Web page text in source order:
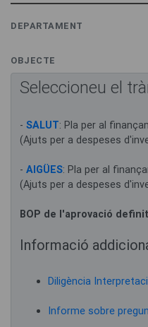
DEPARTAMENT
OBJECTE
Seleccioneu el
- SALUT: Pla per al
(Ajuts per a despeses
- AIGÜES: Pla per al
(Ajuts per a despeses
BOP de l'aprovació
Informació
Diligència
Informe sobre